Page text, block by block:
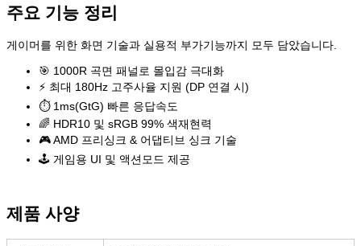
주요 기능 정리
게이머를 위한 화면 기술과 실용적 부가기능까지 모두 담았습니다.
🎯 1000R 곡면 패널로 몰입감 극대화
⚡ 최대 180Hz 고주사율 지원 (DP 연결 시)
⏱️ 1ms(GtG) 빠른 응답속도
🌈 HDR10 및 sRGB 99% 색재현력
🎮 AMD 프리싱크 & 어댑티브 싱크 기술
🕹️ 게임용 UI 및 액션모드 제공
제품 사양